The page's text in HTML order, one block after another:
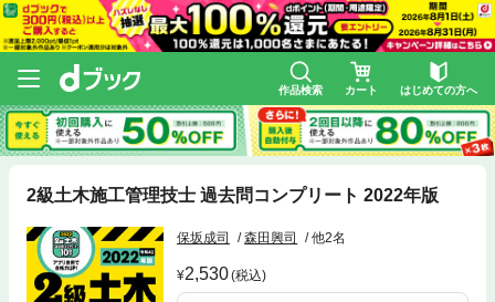
作品検索 カート はじめての方へ
2級土木施工管理技士 過去問コンプリート 2022年版
保坂成司 森田興司 他2名
2,530(税込)